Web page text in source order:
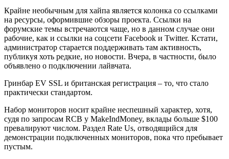
Крайне необычным для хайпа является колонка со ссылками
на ресурсы, оформившие обзоры проекта. Ссылки на
форумские темы встречаются чаще, но в данном случае они
рабочие, как и ссылки на соцсети Facebook и Twitter. Кстати,
администратор старается поддерживать там активность,
публикуя хоть редкие, но новости. Вчера, в частности, было
объявлено о подключении лайвчата.
Гринбар EV SSL и британская регистрация – то, что стало
практически стандартом.
Набор мониторов носит крайне неспешный характер, хотя,
судя по запросам RCB у MakeIndMoney, вклады больше $100
превалируют числом. Раздел Rate Us, отводящийся для
демонстрации подключенных мониторов, пока что пребывает
пустым.